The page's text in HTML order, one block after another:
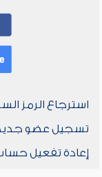
استرجاع الرمز
تسجيل عضو
إعادة تفعيل